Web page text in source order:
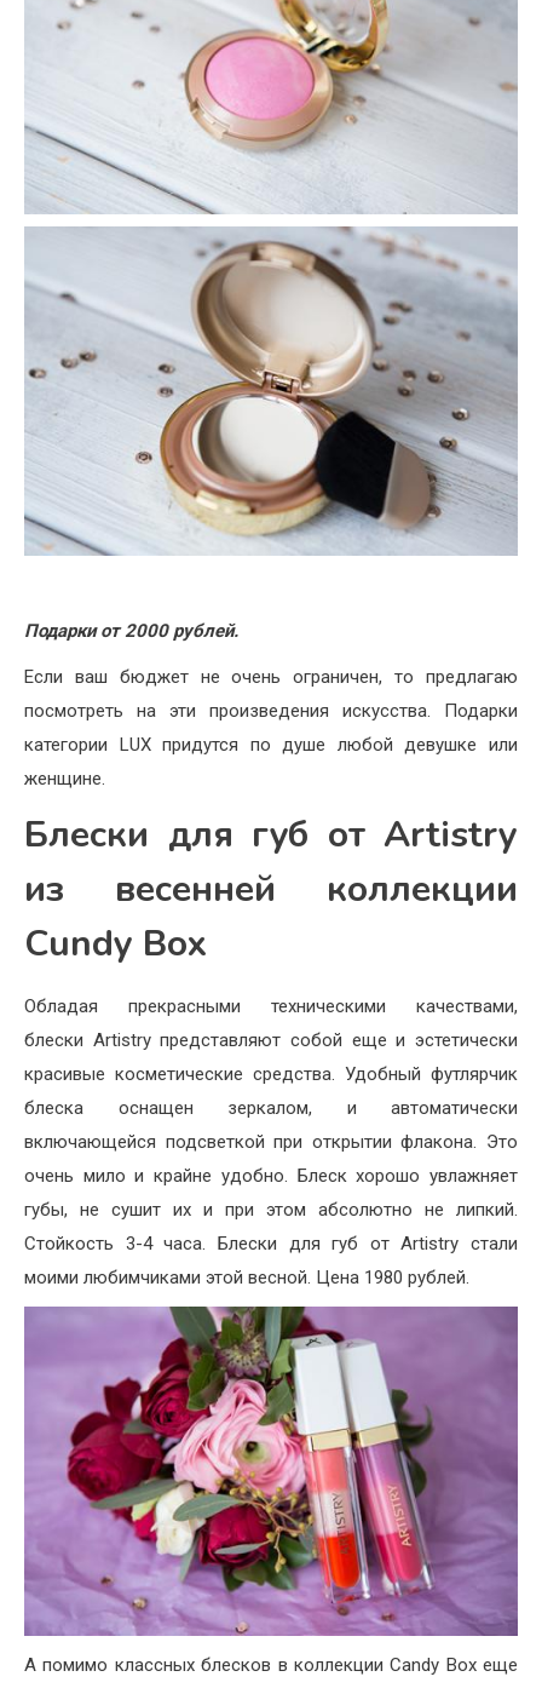
Подарки от 2000 рублей.
Если ваш бюджет не очень ограничен, то предлагаю
посмотреть на эти произведения искусства. Подарки
категории LUX придутся по душе любой девушке или
женщине.
Блески для губ от Artistry
из весенней коллекции
Cundy Box
Обладая прекрасными техническими качествами,
блески Artistry представляют собой еще и эстетически
красивые косметические средства. Удобный футлярчик
блеска оснащен зеркалом, и автоматически
включающейся подсветкой при открытии флакона. Это
очень мило и крайне удобно. Блеск хорошо увлажняет
губы, не сушит их и при этом абсолютно не липкий.
Стойкость 3-4 часа. Блески для губ от Artistry стали
моими любимчиками этой весной. Цена 1980 рублей.
А помимо классных блесков в коллекции Candy Box еще